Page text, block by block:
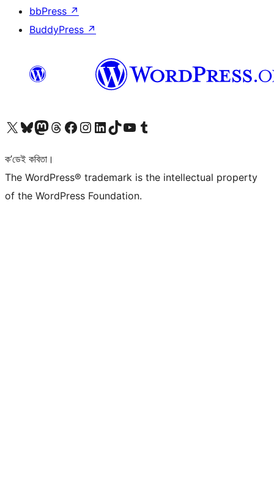
bbPress ↗
BuddyPress ↗
আমাৰ X (আগৰ Twitter) একাউণ্টলৈ যাওকআমাৰ Bluesky একাউণ্টলৈ যাওকআমাৰ Mastodon একাউণ্টলৈ যাওকআমাৰ Threads একাউণ্টলৈ যাওকআমাৰ Facebook পৃষ্ঠালৈ যাওকআমাৰ Instagram একাউণ্টলৈ যাওকআমাৰ LinkedIn একাউণ্টলৈ যাওকআমাৰ TikTok একাউণ্টলৈ যাওকআমাৰ YouTube চেনেললৈ যাওকআমাৰ Tumblr একাউণ্টলৈ যাওক
ক’ডেই কবিতা।
The WordPress® trademark is the intellectual property
of the WordPress Foundation.